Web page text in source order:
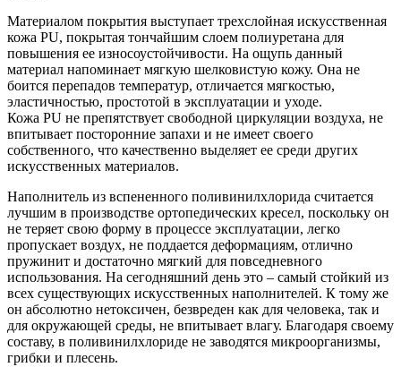
Материалом покрытия выступает трехслойная искусственная
кожа PU, покрытая тончайшим слоем полиуретана для
повышения ее износоустойчивости. На ощупь данный
материал напоминает мягкую шелковистую кожу. Она не
боится перепадов температур, отличается мягкостью,
эластичностью, простотой в эксплуатации и уходе.
Кожа PU не препятствует свободной циркуляции воздуха, не
впитывает посторонние запахи и не имеет своего
собственного, что качественно выделяет ее среди других
искусственных материалов.
Наполнитель из вспененного поливинилхлорида считается
лучшим в производстве ортопедических кресел, поскольку он
не теряет свою форму в процессе эксплуатации, легко
пропускает воздух, не поддается деформациям, отлично
пружинит и достаточно мягкий для повседневного
использования. На сегодняшний день это – самый стойкий из
всех существующих искусственных наполнителей. К тому же
он абсолютно нетоксичен, безвреден как для человека, так и
для окружающей среды, не впитывает влагу. Благодаря своему
составу, в поливинилхлориде не заводятся микроорганизмы,
грибки и плесень.